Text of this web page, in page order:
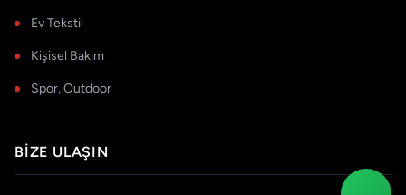
Ev Tekstil
Kişisel Bakım
Spor, Outdoor
BIZE ULAŞIN